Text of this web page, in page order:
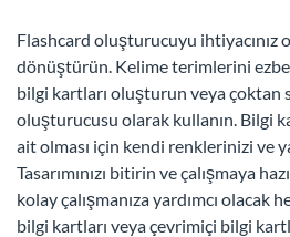
Flashcard oluşturucuyu ihtiyacınız
dönüştürün. Kelime terimlerini
bilgi kartları oluşturun veya çoktan
oluşturucusu olarak kullanın. Bilgi
ait olması için kendi renklerinizi ve
Tasarımınızı bitirin ve çalışmaya
kolay çalışmanıza yardımcı olacak
bilgi kartları veya çevrimiçi bilgi